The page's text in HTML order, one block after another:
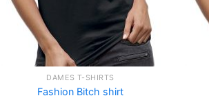
DAMES T-SHIRTS
Fashion Bitch shirt